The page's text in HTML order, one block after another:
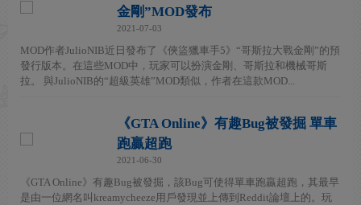
金剛”MOD發布
2021-07-03
MOD作者JulioNIB近日發布了《俠盜獵車手5》“哥斯拉大戰金剛”的預
發行版本。在這些MOD中，玩家可以扮演金剛、哥斯拉和機械哥斯
拉。 與JulioNIB的“超級英雄”MOD類似，作者在這款MOD...
《GTA Online》有趣Bug被發掘 單車
跑贏超跑
2021-06-30
《GTA Online》有趣Bug被發掘，該Bug可使得單車跑贏超跑，其最早
是由一位網名叫kreamycheeze用戶發現並上傳到Reddit論壇上的。玩